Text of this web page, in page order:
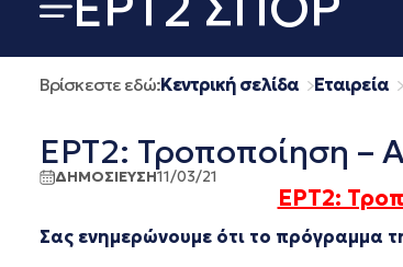
Βρίσκεστε εδώ:Κεντρική σελίδα Εταιρεία
ΕΡΤ2: Τροποποίηση –
ΔΗΜΟΣΙΕΥΣΗ11/03/21
ΕΡΤ2:
Σας ενημερώνουμε ότι το πρόγραμμα